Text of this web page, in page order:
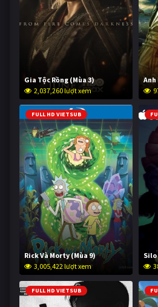
Gia Tộc Rồng (Mùa 3)
2,037,260 lượt xem
Anh
FULL HD VIETSUB
Rick Và Morty (Mùa 9)
3,005,422 lượt xem
Silo
FULL HD VIETSUB